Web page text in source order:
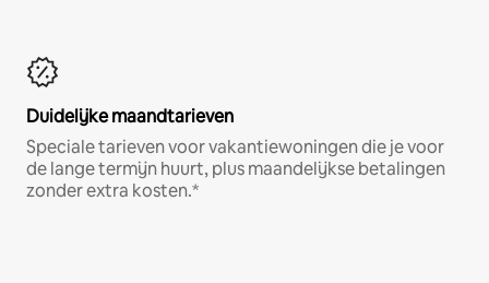
Duidelijke maandtarieven
Speciale tarieven voor vakantiewoningen die je voor
de lange termijn huurt, plus maandelijkse betalingen
zonder extra kosten.*